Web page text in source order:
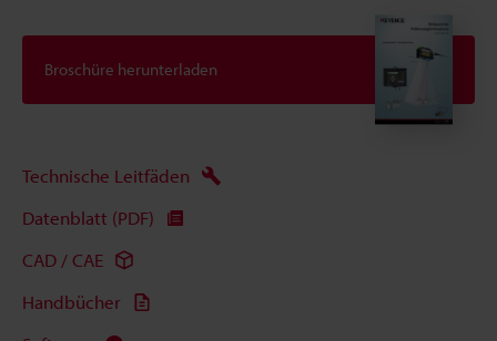
Broschüre herunterladen
Technische Leitfäden
Datenblatt (PDF)
CAD / CAE
Handbücher